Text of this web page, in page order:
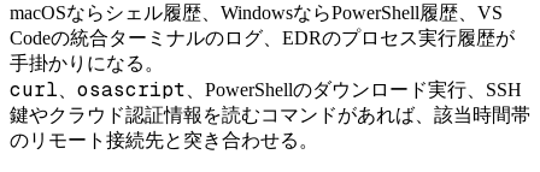
macOSならシェル履歴、WindowsならPowerShell履歴、VS
Codeの統合ターミナルのログ、EDRのプロセス実行履歴が
手掛かりになる。
curl osascript 、PowerShellのダウンロード実行、SSH
鍵やクラウド認証情報を読むコマンドがあれば、該当時間帯
のリモート接続先と突き合わせる。